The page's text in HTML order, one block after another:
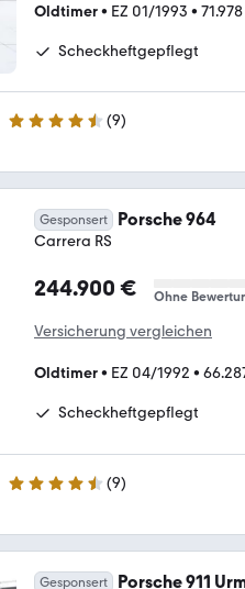
Oldtimer• EZ 01/1993 •
Scheckheftgepflegt
4.5 Sterne (9)
Gesponsert Porsche 964
Carrera RS
244.900 € Ohne
Versicherung vergleichen
Oldtimer• EZ 04/1992 •
Scheckheftgepflegt
4.5 Sterne (9)
Gesponsert Porsche 911